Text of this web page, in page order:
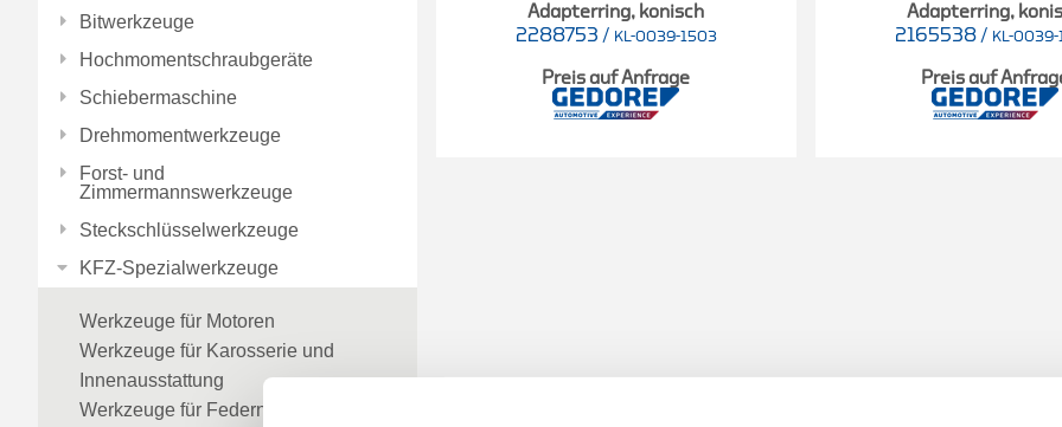
Bitwerkzeuge
Hochmomentschraubgeräte
Schiebermaschine
Drehmomentwerkzeuge
Forst- und
Zimmermannswerkzeuge
Steckschlüsselwerkzeuge
KFZ-Spezialwerkzeuge
Werkzeuge für Motoren
Werkzeuge für Karosserie und
Innenausstattung
Werkzeuge für Federn und
Adapterring, konisch
2288753 / KL-0039-1503
Preis auf Anfrage
Adapterring,
2165538 / KL-
Preis auf